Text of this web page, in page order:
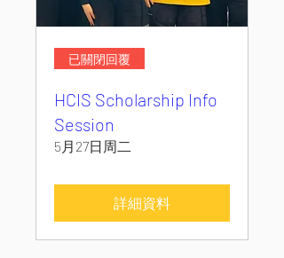
已關閉回覆
HCIS Scholarship Info
Session
5月27日周二
詳細資料